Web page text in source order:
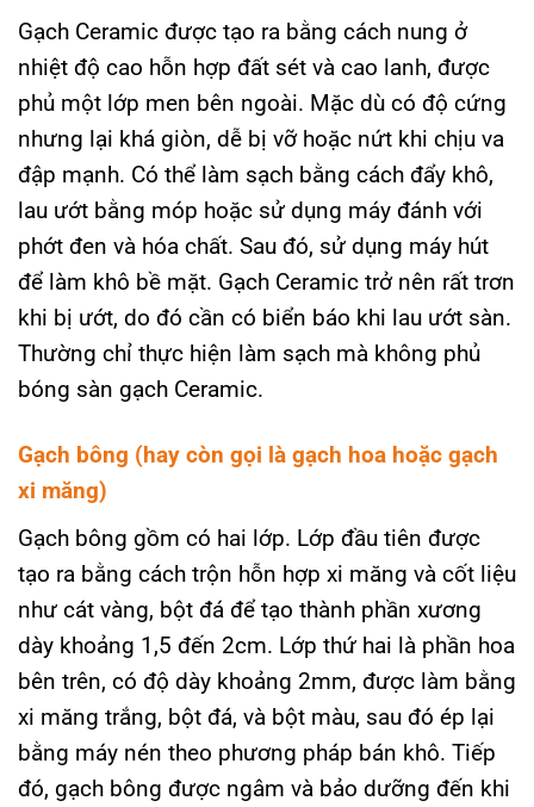
Gạch Ceramic được tạo ra bằng cách nung ở
nhiệt độ cao hỗn hợp đất sét và cao lanh, được
phủ một lớp men bên ngoài. Mặc dù có độ cứng
nhưng lại khá giòn, dễ bị vỡ hoặc nứt khi chịu va
đập mạnh. Có thể làm sạch bằng cách đẩy khô,
lau ướt bằng móp hoặc sử dụng máy đánh với
phớt đen và hóa chất. Sau đó, sử dụng máy hút
để làm khô bề mặt. Gạch Ceramic trở nên rất trơn
khi bị ướt, do đó cần có biển báo khi lau ướt sàn.
Thường chỉ thực hiện làm sạch mà không phủ
bóng sàn gạch Ceramic.
Gạch bông (hay còn gọi là gạch hoa hoặc gạch
xi măng)
Gạch bông gồm có hai lớp. Lớp đầu tiên được
tạo ra bằng cách trộn hỗn hợp xi măng và cốt liệu
như cát vàng, bột đá để tạo thành phần xương
dày khoảng 1,5 đến 2cm. Lớp thứ hai là phần hoa
bên trên, có độ dày khoảng 2mm, được làm bằng
xi măng trắng, bột đá, và bột màu, sau đó ép lại
bằng máy nén theo phương pháp bán khô. Tiếp
đó, gạch bông được ngâm và bảo dưỡng đến khi